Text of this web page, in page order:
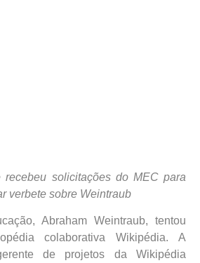
recebeu solicitações do MEC para
verbete sobre Weintraub
Abraham Weintraub, tentou
colaborativa Wikipédia. A
de projetos da Wikipédia